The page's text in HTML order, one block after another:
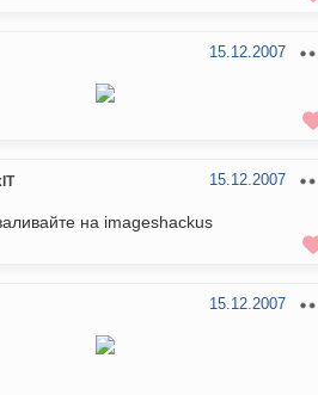
15.12.2007
15.12.2007
на imageshackus
15.12.2007